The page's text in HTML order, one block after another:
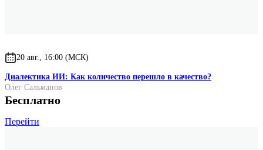
20 авг., 16:00 (МСК)
Диалектика ИИ: Как количество перешло в качество?
Олег Сальманов
Бесплатно
Перейти